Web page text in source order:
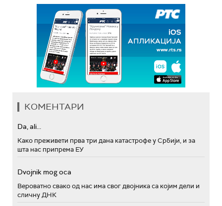
КОМЕНТАРИ
Da, ali...
Како преживети прва три дана катастрофе у Србији, и за
шта нас припрема ЕУ
Dvojnik mog oca
Вероватно свако од нас има свог двојника са којим дели и
сличну ДНК